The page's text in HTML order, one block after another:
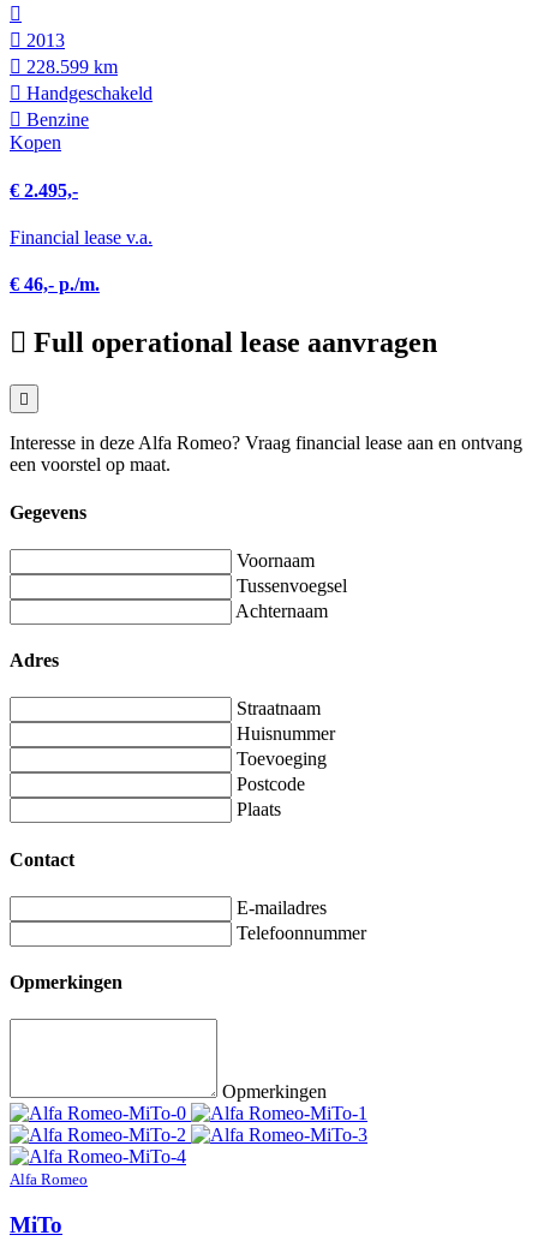
2013
228.599 km
Hand­geschakeld
Benzine
Kopen
€ 2.495,-
Financial lease v.a.
€ 46,- p./m.
Full operational lease aanvragen
Interesse in deze Alfa Romeo? Vraag financial lease aan en ontvang
een voorstel op maat.
Gegevens
Voornaam
Tussenvoegsel
Achternaam
Adres
Straatnaam
Huisnummer
Toevoeging
Postcode
Plaats
Contact
E-mailadres
Telefoonnummer
Opmerkingen
Opmerkingen
Alfa Romeo
MiTo